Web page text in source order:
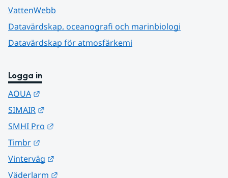
VattenWebb
Datavärdskap, oceanografi och marinbiologi
Datavärdskap för atmosfärkemi
Logga in
AQUA
SIMAIR
SMHI Pro
Timbr
Vinterväg
Väderlarm